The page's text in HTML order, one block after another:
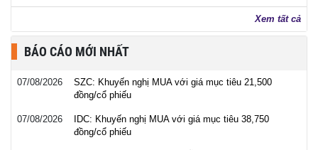
Xem tất cả
BÁO CÁO MỚI NHẤT
07/08/2026
SZC: Khuyến nghị MUA với giá mục tiêu 21,500
đồng/cổ phiếu
07/08/2026
IDC: Khuyến nghị MUA với giá mục tiêu 38,750
đồng/cổ phiếu